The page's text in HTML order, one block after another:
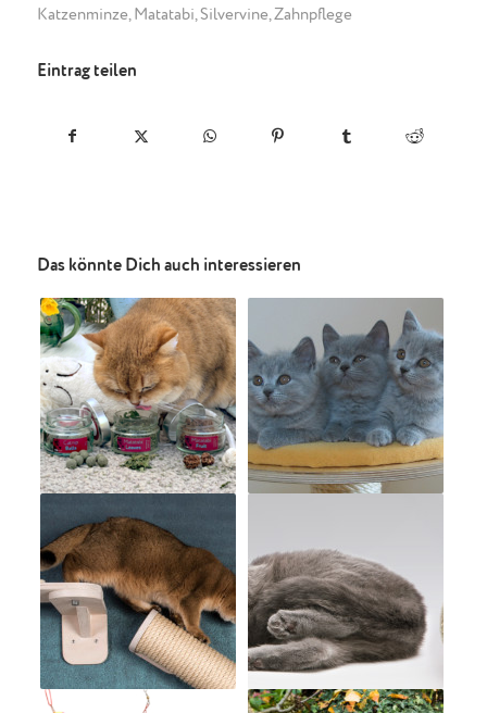
Katzenminze Matatabi Silvervine Zahnpflege
Eintrag teilen
Das könnte Dich auch interessieren